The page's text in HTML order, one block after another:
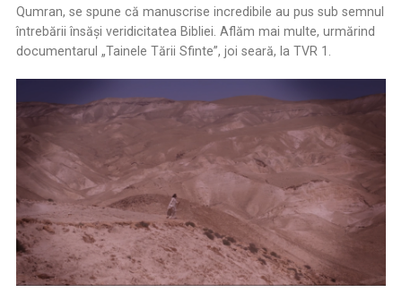
Qumran, se spune că manuscrise incredibile au pus sub semnul
întrebării însăși veridicitatea Bibliei. Aflăm mai multe, urmărind
documentarul „Tainele Tării Sfinte”, joi seară, la TVR 1.